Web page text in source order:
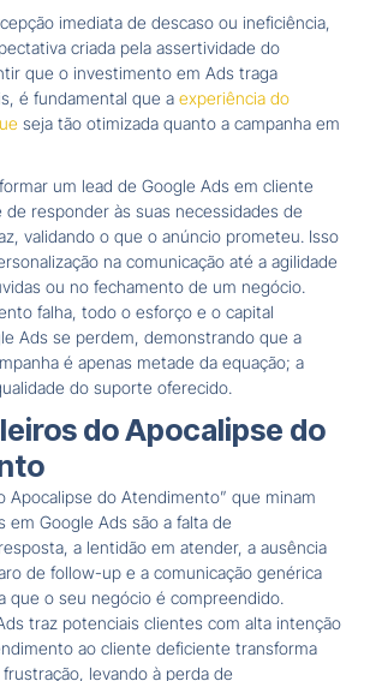
imediata de descaso ou ineficiência,
criada pela assertividade do
que o investimento em Ads traga
é fundamental que aexperiência do
seja tão otimizada quanto a campanha em
um lead de Google Ads em cliente
de responder às suas necessidades de
validando o que o anúncio prometeu. Isso
na comunicação até a agilidade
ou no fechamento de um negócio.
falha, todo o esforço e o capital
Ads se perdem, demonstrando que a
é apenas metade da equação; a
do suporte oferecido.
do Apocalipse do
Apocalipse do Atendimento” que minam
em Google Ads são a falta de
a lentidão em atender, a ausência
de follow-up e a comunicação genérica
que o seu negócio é compreendido.
traz potenciais clientes com alta intenção
ao cliente deficiente transforma
levando à perda de